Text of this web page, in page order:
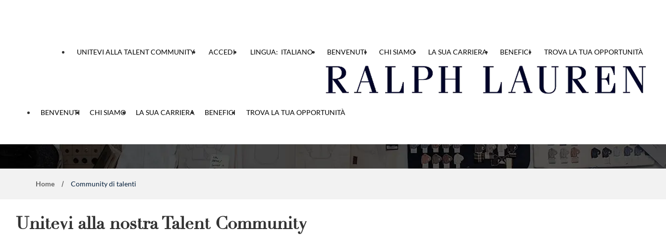
BENVENUTI CHI SIAMO LA SUA CARRIERA BENEFICI TROVA LA TUA OPPORTUNITÀ
UNITEVI ALLA TALENT COMMUNITY ACCEDI LINGUA: ITALIANO BENVENUTI CHI SIAMO LA SUA CARRIERA BENEFICI TROVA LA TUA OPPORTUNITÀ
Unitevi alla nostra Talent Community
Home Community di talenti
Unitevi alla nostra Talent Community